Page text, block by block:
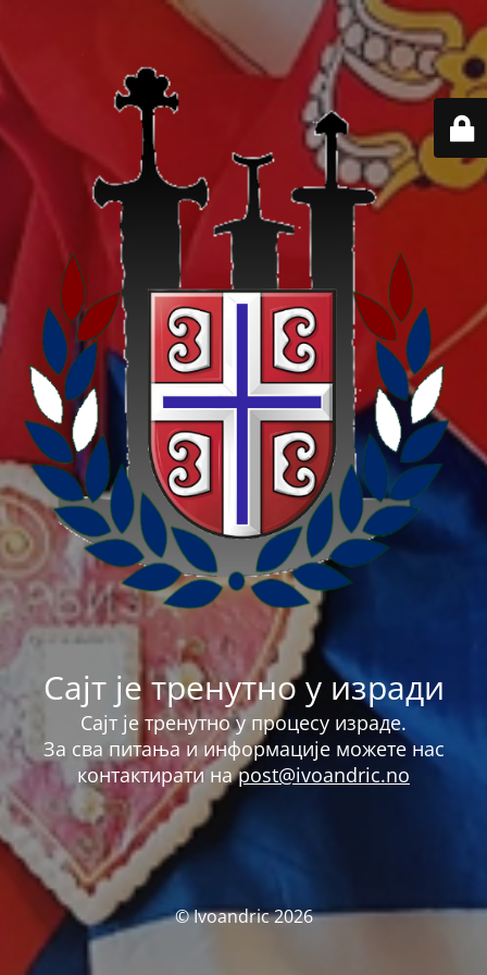
Сајт је тренутно у изради
Сајт је тренутно у процесу израде.
За сва питања и информације можете нас
контактирати наpost@ivoandric.no
© Ivoandric 2026